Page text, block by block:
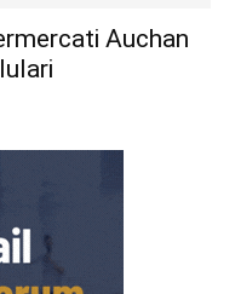
Auchan